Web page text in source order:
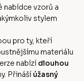
nabídce vzorů a
stylem
pro ty, kteří
materiálu
nabízí dlouhou
Přináší úžasný